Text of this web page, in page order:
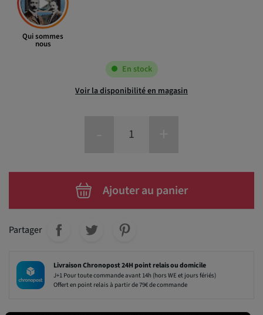
Qui sommes
nous
En stock
Voir la disponibilité en magasin
Ajouter au panier
Partager
Livraison Chronopost 24H point relais ou domicile
J+1 Pour toute commande avant 14h (hors WE et jours fériés)
Offert en point relais à partir de 79€ de commande